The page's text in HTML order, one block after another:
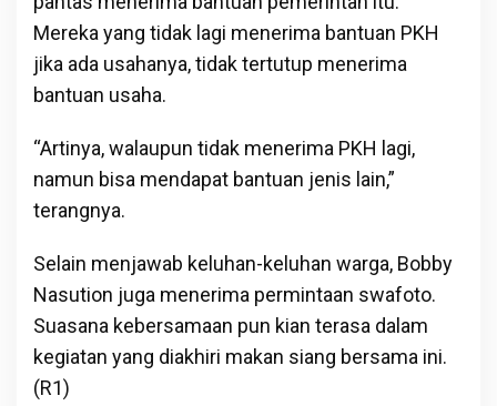
Mereka yang tidak lagi menerima bantuan PKH
jika ada usahanya, tidak tertutup menerima
bantuan usaha.
“Artinya, walaupun tidak menerima PKH lagi,
namun bisa mendapat bantuan jenis lain,”
terangnya.
Selain menjawab keluhan-keluhan warga, Bobby
Nasution juga menerima permintaan swafoto.
Suasana kebersamaan pun kian terasa dalam
kegiatan yang diakhiri makan siang bersama ini.
(R1)